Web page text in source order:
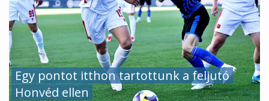
Egy pontot itthon tartottunk a feljutó
Honvéd ellen